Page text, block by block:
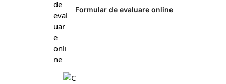
Formular de evaluare online